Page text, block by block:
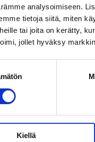
analysoimiseen.
tietoja siitä, miten
tai joita on kerätty,
jollet hyväksy
Kiellä
ja lisää päästötöntä